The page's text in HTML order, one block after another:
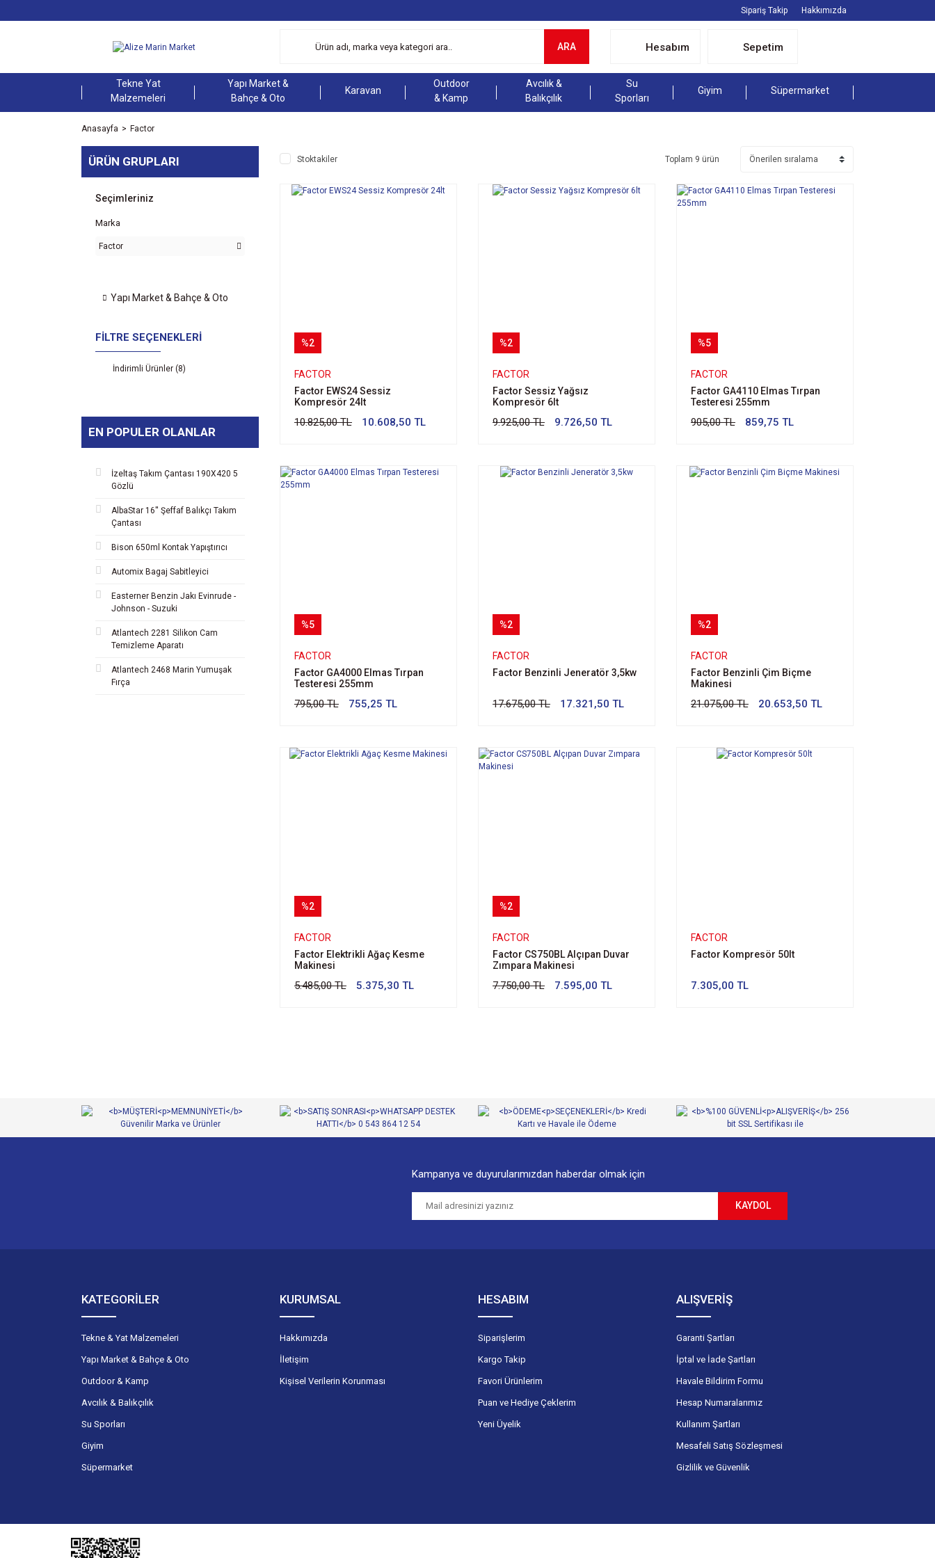
Sipariş Takip Hakkımızda
ARA Hesabım Sepetim
Tekne Yat
Malzemeleri
Yapı Market &
Bahçe & Oto
Karavan
Outdoor
& Kamp
Avcılık &
Balıkçılık
Su
Sporları
Giyim Süpermarket
Anasayfa Factor
ÜRÜN GRUPLARI
Seçimleriniz
Marka
Factor
Yapı Market & Bahçe & Oto
FILTRE SEÇENEKLERI
İndirimli Ürünler (8)
EN POPULER OLANLAR
İzeltaş Takım Çantası 190X420 5
Gözlü
AlbaStar 16'' Şeffaf Balıkçı Takım
Çantası
Bison 650ml Kontak Yapıştırıcı
Automix Bagaj Sabitleyici
Easterner Benzin Jakı Evinrude -
Johnson - Suzuki
Atlantech 2281 Silikon Cam
Temizleme Aparatı
Atlantech 2468 Marin Yumuşak
Fırça
Stoktakiler Toplam 9 ürün
%2
FACTOR
Factor EWS24 Sessiz
Kompresör 24lt
10.825,00 TL 10.608,50 TL
%2
FACTOR
Factor Sessiz Yağsız
Kompresör 6lt
9.925,00 TL 9.726,50 TL
%5
FACTOR
Factor GA4110 Elmas Tırpan
Testeresi 255mm
905,00 TL 859,75 TL
%5
FACTOR
Factor GA4000 Elmas Tırpan
Testeresi 255mm
795,00 TL 755,25 TL
%2
FACTOR
Factor Benzinli Jeneratör 3,5kw
17.675,00 TL 17.321,50 TL
%2
FACTOR
Factor Benzinli Çim Biçme
Makinesi
21.075,00 TL 20.653,50 TL
%2
FACTOR
Factor Elektrikli Ağaç Kesme
Makinesi
5.485,00 TL 5.375,30 TL
%2
FACTOR
Factor CS750BL Alçıpan Duvar
Zımpara Makinesi
7.750,00 TL 7.595,00 TL
FACTOR
Factor Kompresör 50lt
7.305,00 TL
Kampanya ve duyurularımızdan haberdar olmak için
KAYDOL
KATEGORİLER
Tekne & Yat Malzemeleri
Yapı Market & Bahçe & Oto
Outdoor & Kamp
Avcılık & Balıkçılık
Su Sporları
Giyim
Süpermarket
KURUMSAL
Hakkımızda
İletişim
Kişisel Verilerin Korunması
HESABIM
Siparişlerim
Kargo Takip
Favori Ürünlerim
Puan ve Hediye Çeklerim
Yeni Üyelik
ALIŞVERİŞ
Garanti Şartları
İptal ve İade Şartları
Havale Bildirim Formu
Hesap Numaralarımız
Kullanım Şartları
Mesafeli Satış Sözleşmesi
Gizlilik ve Güvenlik